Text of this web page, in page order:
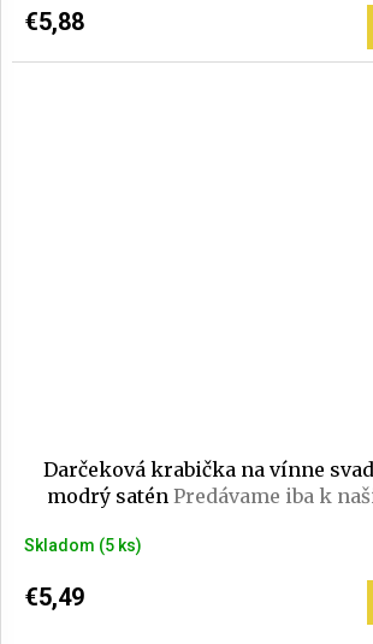
€5,88
Darčeková krabička na vínne
modrý satén Predávame iba k
Skladom (5 ks)
€5,49